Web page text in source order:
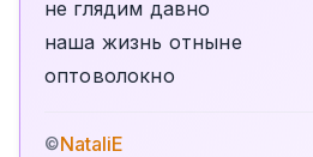
не глядим давно
наша жизнь отныне
оптоволокно
©NataliE